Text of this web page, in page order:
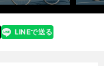
LINEで送る